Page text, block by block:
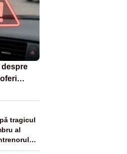
tragicul
al